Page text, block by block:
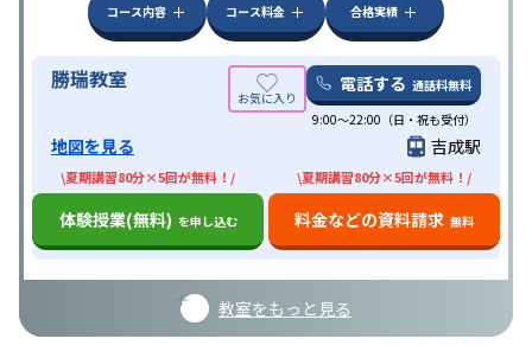
コース内容
コース料金 合格実績
勝瑞教室 電話する 通話料無料
9:00～22:00（日・祝も受付）
地図を見る 吉成駅
\夏期講習80分×5回が無料！/
体験授業(無料) を申し込む
\夏期講習80分×5回が無料！/
料金などの資料請求 無料
教室をもっと見る